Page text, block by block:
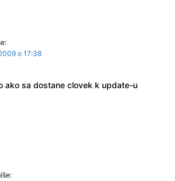
o 17:38
ako sa dostane clovek k update-u